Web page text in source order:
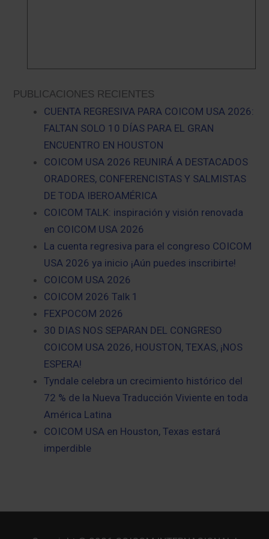
PUBLICACIONES RECIENTES
CUENTA REGRESIVA PARA COICOM USA 2026:
FALTAN SOLO 10 DÍAS PARA EL GRAN
ENCUENTRO EN HOUSTON
COICOM USA 2026 REUNIRÁ A DESTACADOS
ORADORES, CONFERENCISTAS Y SALMISTAS
DE TODA IBEROAMÉRICA
COICOM TALK: inspiración y visión renovada
en COICOM USA 2026
La cuenta regresiva para el congreso COICOM
USA 2026 ya inicio ¡Aún puedes inscribirte!
COICOM USA 2026
COICOM 2026 Talk 1
FEXPOCOM 2026
30 DIAS NOS SEPARAN DEL CONGRESO
COICOM USA 2026, HOUSTON, TEXAS, ¡NOS
ESPERA!
Tyndale celebra un crecimiento histórico del
72 % de la Nueva Traducción Viviente en toda
América Latina
COICOM USA en Houston, Texas estará
imperdible